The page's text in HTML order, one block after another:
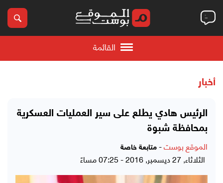
القائمة
أخبار
الرئيس هادي يطلع على سير العمليات العسكرية
بمحافظة شبوة
الموقع بوست- متابعة خاصة
الثلاثاء, 27 ديسمبر, 2016 - 07:25 مساءً